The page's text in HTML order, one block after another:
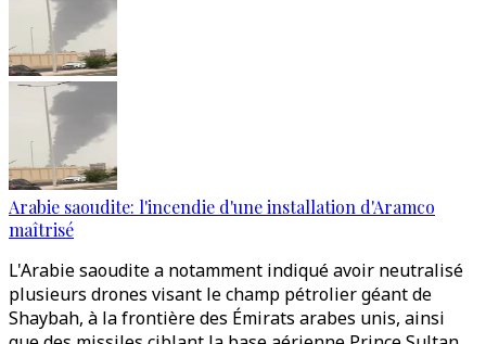
Arabie saoudite: l'incendie d'une installation d'Aramco
maîtrisé
L'Arabie saoudite a notamment indiqué avoir neutralisé
plusieurs drones visant le champ pétrolier géant de
Shaybah, à la frontière des Émirats arabes unis, ainsi